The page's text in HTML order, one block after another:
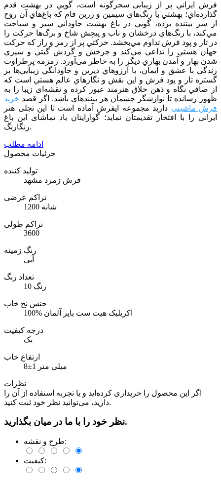
فرش ايراني پر از زيبایی سحرگونه است، گويي در بهشت قدم
گذارده‌اي؛ بهشتي با رنگ‌هاي سيمين و زرين فام كه باغ‌هاي آن روح
از سر بيننده برده، ‌گويي در باغ بهشت جاوداني سير و سياحت
مي‌كند، با رنگ‌هاي درخشان و ناب و پیچش شاخ و برگ‌ها حركت را
در تار و پود فرش تداوم مي‌بخشد. حركتي پر از رمز و راز كه حركت
جهان هستي را تداعي مي‌كند و چرخش و گردش گيتي و سپري
شدن بهار و آمدن بهاري ديگر را به خاطر می‌آورد. زمزمه پرطراوت
زندگي با عشق و ايمان، با آرزوهاي ديرين و جاودانگي زيبايي‌ها بر
گستره تار و پود فرش و اين نقش و نگارهاي عالم هستي است كه
از صافي نگاه و ذهن خلاق هنرمند عبور كرده و نقشه‌ای زیبا را به
ظهور رسانده تا نوازشگر چشمان هر بیننده­ای باشد. اگر قصد خرید
فرش ماشینی دارید مجموعه ایفرش آماده است تا این تجلی هنر
ایرانی را با افتخار تقدیمتان نماید؛ گوارایتان باد تماشای این باغ
رنگارنگ.
ادامه مطلب
جزئیات محصول
تولید کننده
فرش زمرد مشهد
تراکم عرضی
1200 شانه
تراکم طولی
3600
رنگ زمینه
آبی
تعداد رنگ
10 رنگ
جنس نخ خاب
100% اکریلیک هیت ست بایر آلمان
درجه کیفیت
یک
ارتفاع خاب
8±1 میلی متر
نظرات
اگر این محصول را خریداری کرده‌اید و یا تجربه استفاده از آن را
دارید، می‌توانید نظر خود ثبت کنید.
نظر خود را با ما در میان بگذارید.
طرح و نقشه:
کیفیت: